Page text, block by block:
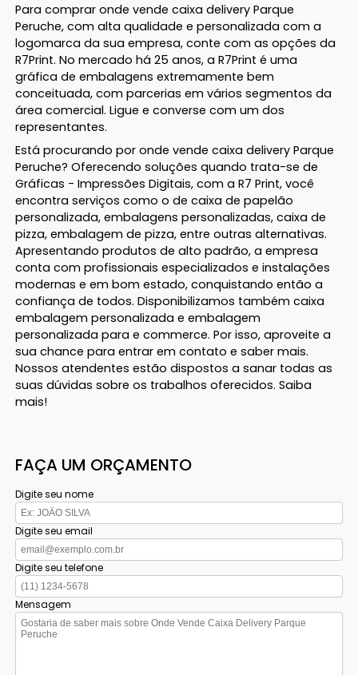
Para comprar onde vende caixa delivery Parque
Peruche, com alta qualidade e personalizada com a
logomarca da sua empresa, conte com as opções da
R7Print. No mercado há 25 anos, a R7Print é uma
gráfica de embalagens extremamente bem
conceituada, com parcerias em vários segmentos da
área comercial. Ligue e converse com um dos
representantes.
Está procurando por onde vende caixa delivery Parque
Peruche? Oferecendo soluções quando trata-se de
Gráficas - Impressões Digitais, com a R7 Print, você
encontra serviços como o de caixa de papelão
personalizada, embalagens personalizadas, caixa de
pizza, embalagem de pizza, entre outras alternativas.
Apresentando produtos de alto padrão, a empresa
conta com profissionais especializados e instalações
modernas e em bom estado, conquistando então a
confiança de todos. Disponibilizamos também caixa
embalagem personalizada e embalagem
personalizada para e commerce. Por isso, aproveite a
sua chance para entrar em contato e saber mais.
Nossos atendentes estão dispostos a sanar todas as
suas dúvidas sobre os trabalhos oferecidos. Saiba
mais!
FAÇA UM ORÇAMENTO
Digite seu nome
Digite seu email
Digite seu telefone
Mensagem